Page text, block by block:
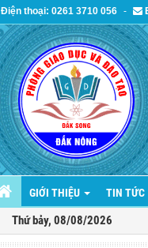
Điện thoại: 0261 3710 056 -
GIỚI THIỆU TIN TỨC
Thứ bảy, 08/08/2026